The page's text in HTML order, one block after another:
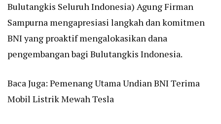
Bulutangkis Seluruh Indonesia) Agung Firman
Sampurna mengapresiasi langkah dan komitmen
BNI yang proaktif mengalokasikan dana
pengembangan bagi Bulutangkis Indonesia.
Baca Juga: Pemenang Utama Undian BNI Terima
Mobil Listrik Mewah Tesla